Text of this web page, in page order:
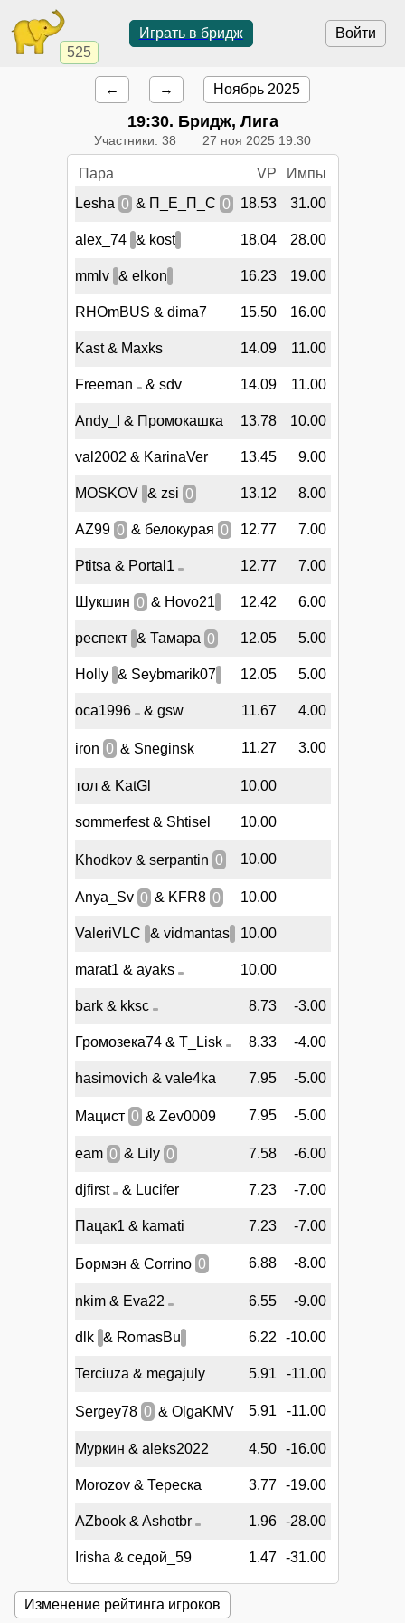
525
Войти
Играть в бридж
← → Ноябрь 2025
19:30. Бридж, Лига
Участники: 38 27 ноя 2025 19:30
Пара VP
Импы
Lesha 0 & П_Е_П_С 0 18.53 31.00
alex_74 & kost 18.04 28.00
mmlv & elkon 16.23 19.00
RHOmBUS & dima7 15.50 16.00
Kast & Maxks 14.09 11.00
Freeman & sdv 14.09 11.00
Andy_I & Промокашка 13.78 10.00
val2002 & KarinaVer 13.45 9.00
MOSKOV & zsi 0 13.12 8.00
AZ99 0 & белокурая 0 12.77 7.00
Ptitsa & Portal1 12.77 7.00
Шукшин 0 & Hovo21 12.42 6.00
респект & Тамара 0 12.05 5.00
Holly & Seybmarik07 12.05 5.00
oca1996 & gsw 11.67 4.00
iron 0 & Sneginsk 11.27 3.00
тол & KatGl 10.00
sommerfest & Shtisel 10.00
Khodkov & serpantin 0 10.00
Anya_Sv 0 & KFR8 0 10.00
ValeriVLC & vidmantas 10.00
marat1 & ayaks 10.00
bark & kksc 8.73 -3.00
Громозека74 & T_Lisk 8.33 -4.00
hasimovich & vale4ka 7.95 -5.00
Мацист 0 & Zev0009 7.95 -5.00
eam 0 & Lily 0 7.58 -6.00
djfirst & Lucifer 7.23 -7.00
Пацак1 & kamati 7.23 -7.00
Бормэн & Corrino 0 6.88 -8.00
nkim & Eva22 6.55 -9.00
dlk & RomasBu 6.22 -10.00
Terciuza & megajuly 5.91 -11.00
Sergey78 0 & OlgaKMV 5.91 -11.00
Муркин & aleks2022 4.50 -16.00
Morozov & Тереска 3.77 -19.00
AZbook & Ashotbr 1.96 -28.00
Irisha & седой_59 1.47 -31.00
Изменение рейтинга игроков